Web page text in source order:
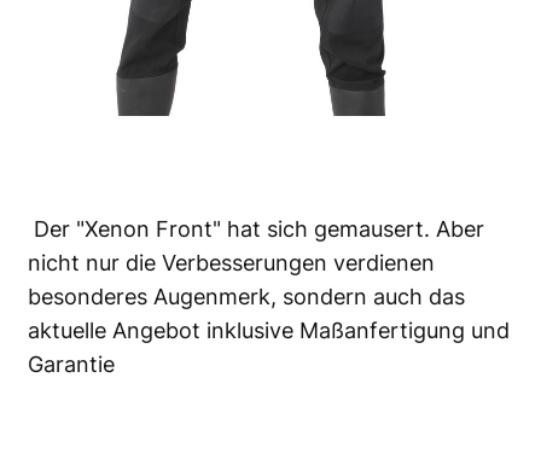
Der "Xenon Front" hat sich gemausert. Aber
nicht nur die Verbesserungen verdienen
besonderes Augenmerk, sondern auch das
aktuelle Angebot inklusive Maßanfertigung und
Garantie